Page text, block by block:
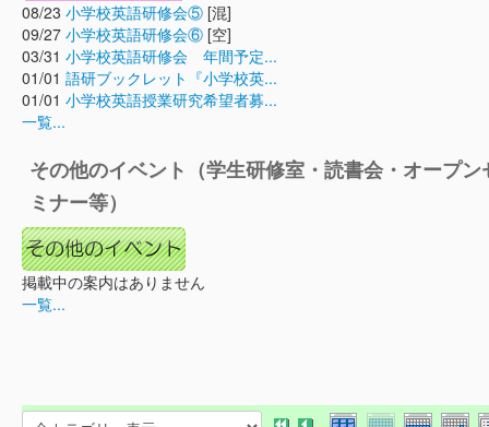
08/23 小学校英語研修会⑤ [混]
09/27 小学校英語研修会⑥ [空]
03/31 小学校英語研修会 年間予定...
01/01 語研ブックレット『小学校英...
01/01 小学校英語授業研究希望者募...
一覧...
その他のイベント（学生研修室・読書会・オープン
ミナー等）
掲載中の案内はありません
一覧...